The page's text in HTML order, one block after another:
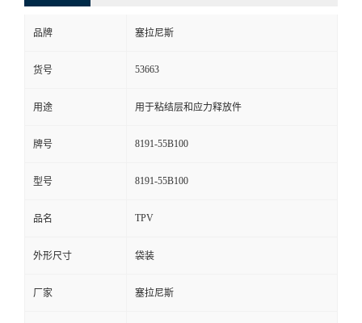
品牌 塞拉尼斯
货号 53663
用途 用于粘结层和应力释放件
牌号 8191-55B100
型号 8191-55B100
品名 TPV
外形尺寸 袋装
厂家 塞拉尼斯